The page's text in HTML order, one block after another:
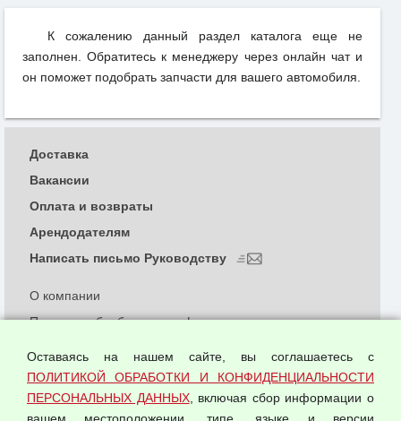
К сожалению данный раздел каталога еще не
заполнен. Обратитесь к менеджеру через онлайн чат и
он поможет подобрать запчасти для вашего автомобиля.
О компании
Политика обработки и конфиденциальности
Согласием на обработку персональных данных
Оферта оптовой купли-продажи
Публичная оферта
Доставка
Вакансии
Оплата и возвраты
Арендодателям
Написать письмо Руководству
Оставаясь на нашем сайте, вы соглашаетесь с
ПОЛИТИКОЙ ОБРАБОТКИ И КОНФИДЕНЦИАЛЬНОСТИ
ПЕРСОНАЛЬНЫХ ДАННЫХ, включая сбор информации о